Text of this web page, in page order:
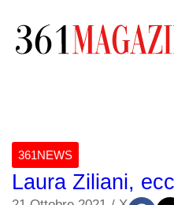
361NEWS
Laura Ziliani,